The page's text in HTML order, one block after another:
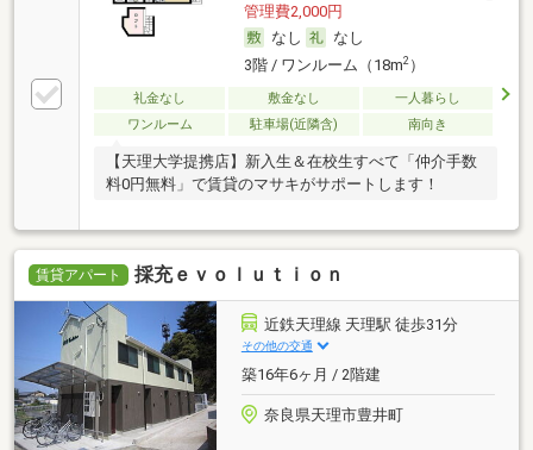
管理費2,000円
なし
なし
3階 / ワンルーム（18m2）
礼金なし 敷金なし
一人暮らし
ワンルーム
駐車場(近隣含) 南向き
【天理大学提携店】新入生＆在校生すべて「仲介手数
料0円無料」で賃貸のマサキがサポートします！
賃貸アパート 採充ｅｖｏｌｕｔｉｏｎ
近鉄天理線 天理駅 徒歩31分
その他の交通
築16年6ヶ月 / 2階建
奈良県天理市豊井町